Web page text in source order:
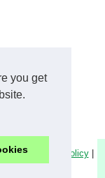
you get
site|Cookies Policy|